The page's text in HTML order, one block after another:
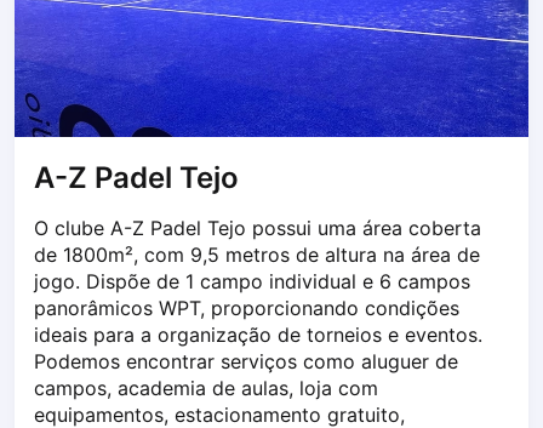
Gdynia
Grudziądz
Kalisz
Katowice
Katowice Area
Kielce
Krakow
Legionowo
Lodz
Lublin
Nowy Sącz
Olsztyn
Opole
A-Z Padel Tejo
O clube A-Z Padel Tejo possui uma área coberta
de 1800m², com 9,5 metros de altura na área de
jogo. Dispõe de 1 campo individual e 6 campos
panorâmicos WPT, proporcionando condições
ideais para a organização de torneios e eventos.
Podemos encontrar serviços como aluguer de
campos, academia de aulas, loja com
equipamentos, estacionamento gratuito,